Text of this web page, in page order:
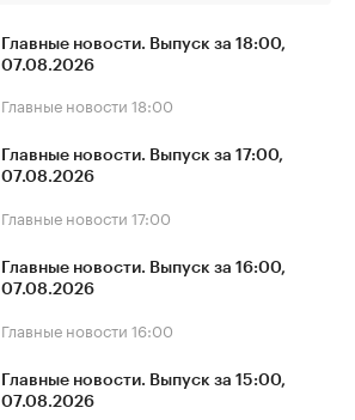
Главные новости. Выпуск за 18:00,
07.08.2026
Главные новости 18:00
Главные новости. Выпуск за 17:00,
07.08.2026
Главные новости 17:00
Главные новости. Выпуск за 16:00,
07.08.2026
Главные новости 16:00
Главные новости. Выпуск за 15:00,
07.08.2026